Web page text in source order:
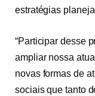
estratégias
“Participar desse
ampliar nossa
novas formas de
sociais que tanto